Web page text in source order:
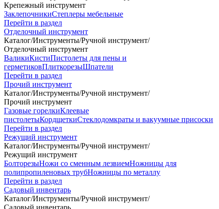
Крепежный инструмент
ЗаклепочникиСтеплеры мебельные
Перейти в раздел
Отделочный инструмент
Каталог/Инструменты/Ручной инструмент/
Отделочный инструмент
ВаликиКистиПистолеты для пены и
герметиковПлиткорезыШпатели
Перейти в раздел
Прочий инструмент
Каталог/Инструменты/Ручной инструмент/
Прочий инструмент
Газовые горелкиКлеевые
пистолетыКордщеткиСтеклодомкраты и вакуумные присоски
Перейти в раздел
Режущий инструмент
Каталог/Инструменты/Ручной инструмент/
Режущий инструмент
БолторезыНожи со сменным лезвиемНожницы для
полипропиленовых трубНожницы по металлу
Перейти в раздел
Садовый инвентарь
Каталог/Инструменты/Ручной инструмент/
Садовый инвентарь